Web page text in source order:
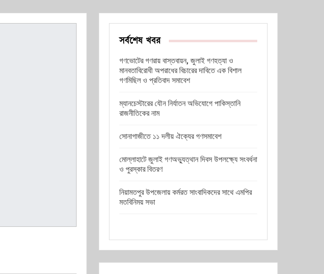
সর্বশেষ খবর
গণভোটের গণরায় বাস্তবায়ন, জুলাই গণহত্যা ও
মানবতাবিরোধী অপরাধের বিচারের দাবিতে এক বিশাল
গণমিছিল ও প্রতিবাদ সমাবেশ
ম্যানচেস্টারের যৌন নির্যাতন অভিযোগে পাকিস্তানি
রাজনীতিকের নাম
সোনাগাজীতে ১১ দলীয় ঐক্যের গণসমাবেশ
মোল্লাহাটে জুলাই গণঅভ্যুত্থান দিবস উপলক্ষ্যে সংবর্ধনা
ও পুরস্কার বিতরণ
নিয়ামতপুর উপজেলায় কর্মরত সাংবাদিকদের সাথে এমপির
মতবিনিময় সভা